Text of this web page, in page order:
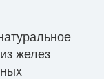
желез